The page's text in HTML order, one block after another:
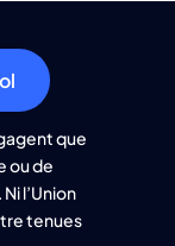
que
ou de
l’Union
tenues